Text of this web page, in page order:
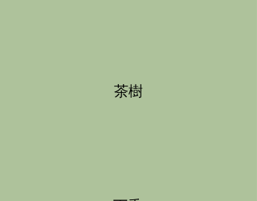
茶樹